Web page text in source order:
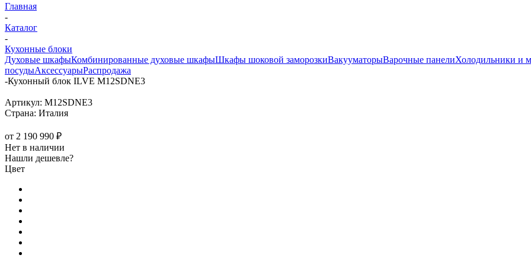
Главная
-
Каталог
-
Кухонные блоки
Духовые шкафыКомбинированные духовые шкафыШкафы шоковой заморозкиВакууматорыВарочные панелиХолодильники и
посудыАксессуарыРаспродажа
-Кухонный блок ILVE M12SDNE3
Артикул: M12SDNE3
Страна: Италия
от 2 190 990 ₽
Нет в наличии
Нашли дешевле?
Цвет